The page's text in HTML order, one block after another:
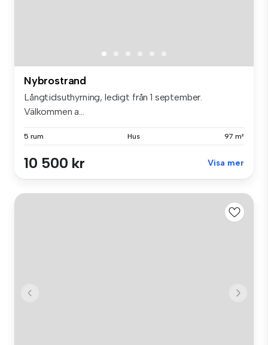
Nybrostrand
Långtidsuthyrning, ledigt från 1 september.
Välkommen a...
5 rum Hus 97 m²
10 500 kr Visa mer